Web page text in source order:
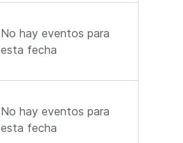
No hay eventos para
esta fecha
No hay eventos para
esta fecha